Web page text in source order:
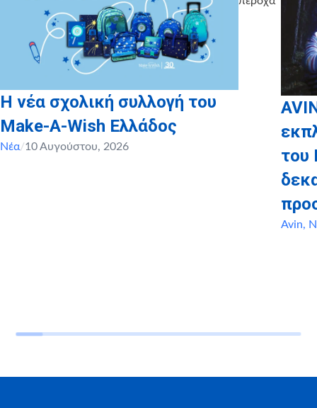
μπισκότα τους!
Σας ευχαριστούμε όλους από καρδιάς!
Η νέα σχολική συλλογή του
Make-A-Wish Ελλάδος
Νέα/10 Αυγούστου, 2026
του
Avin,